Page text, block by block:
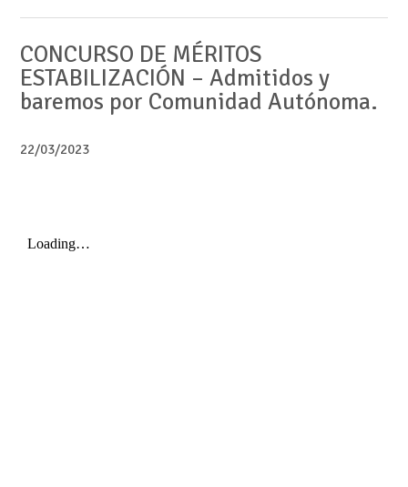
CONCURSO DE MÉRITOS
ESTABILIZACIÓN – Admitidos y
baremos por Comunidad Autónoma.
22/03/2023